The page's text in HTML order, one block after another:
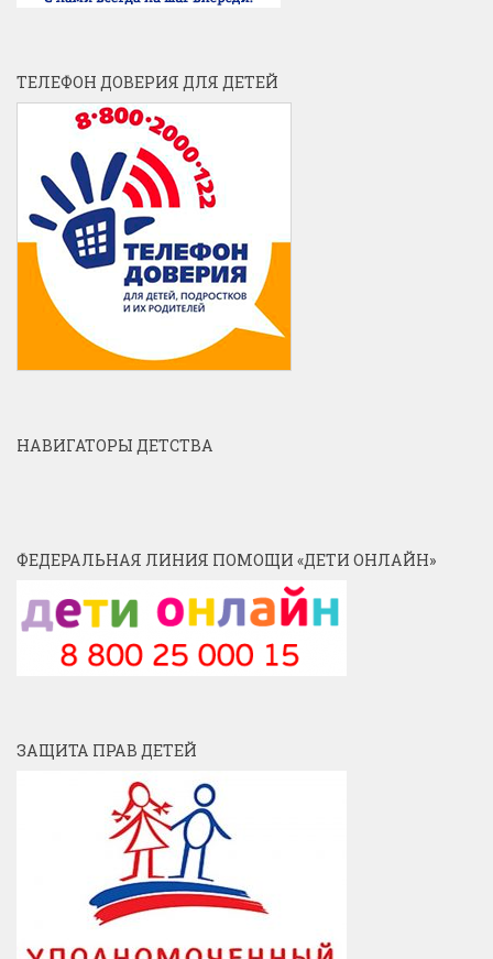
ТЕЛЕФОН ДОВЕРИЯ ДЛЯ ДЕТЕЙ
НАВИГАТОРЫ ДЕТСТВА
ФЕДЕРАЛЬНАЯ ЛИНИЯ ПОМОЩИ «ДЕТИ ОНЛАЙН»
ЗАЩИТА ПРАВ ДЕТЕЙ